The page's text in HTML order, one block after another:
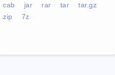
cab jar rar tar
tar.gz
zip
7z